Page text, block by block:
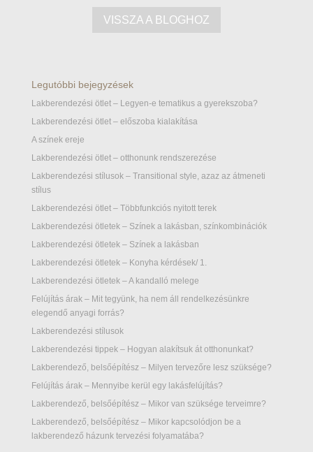
VISSZA A BLOGHOZ
Legutóbbi bejegyzések
Lakberendezési ötlet – Legyen-e tematikus a gyerekszoba?
Lakberendezési ötlet – előszoba kialakítása
A színek ereje
Lakberendezési ötlet – otthonunk rendszerezése
Lakberendezési stílusok – Transitional style, azaz az átmeneti
stílus
Lakberendezési ötlet – Többfunkciós nyitott terek
Lakberendezési ötletek – Színek a lakásban, színkombinációk
Lakberendezési ötletek – Színek a lakásban
Lakberendezési ötletek – Konyha kérdések/ 1.
Lakberendezési ötletek – A kandalló melege
Felújítás árak – Mit tegyünk, ha nem áll rendelkezésünkre
elegendő anyagi forrás?
Lakberendezési stílusok
Lakberendezési tippek – Hogyan alakítsuk át otthonunkat?
Lakberendező, belsőépítész – Milyen tervezőre lesz szüksége?
Felújítás árak – Mennyibe kerül egy lakásfelújítás?
Lakberendező, belsőépítész – Mikor van szüksége terveimre?
Lakberendező, belsőépítész – Mikor kapcsolódjon be a
lakberendező házunk tervezési folyamatába?